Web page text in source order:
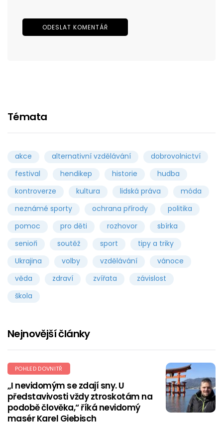
Témata
akce alternativní vzdělávání
dobrovolnictví
festival
hendikep historie
hudba
kontroverze
kultura lidská práva
móda
neznámé sporty
ochrana přírody
politika
pomoc
pro děti rozhovor
sbírka
senioři
soutěž sport
tipy a triky
Ukrajina
volby vzdělávání
vánoce
věda
zdraví zvířata
závislost
škola
Nejnovější články
POHLED DOVNITŘ
„I nevidomým se zdají sny. U
představivosti vždy ztroskotám na
podobě člověka,“ říká nevidomý
masér Karel Giebisch